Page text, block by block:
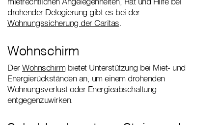
drohender Delogierung gibt es bei der
Wohnungssicherung der Caritas
Wohnschirm
DerWohnschirm bietet Unterstützung bei Miet- und
Energierückständen an, um einem drohenden
Wohnungsverlust oder Energieabschaltung
entgegenzuwirken.